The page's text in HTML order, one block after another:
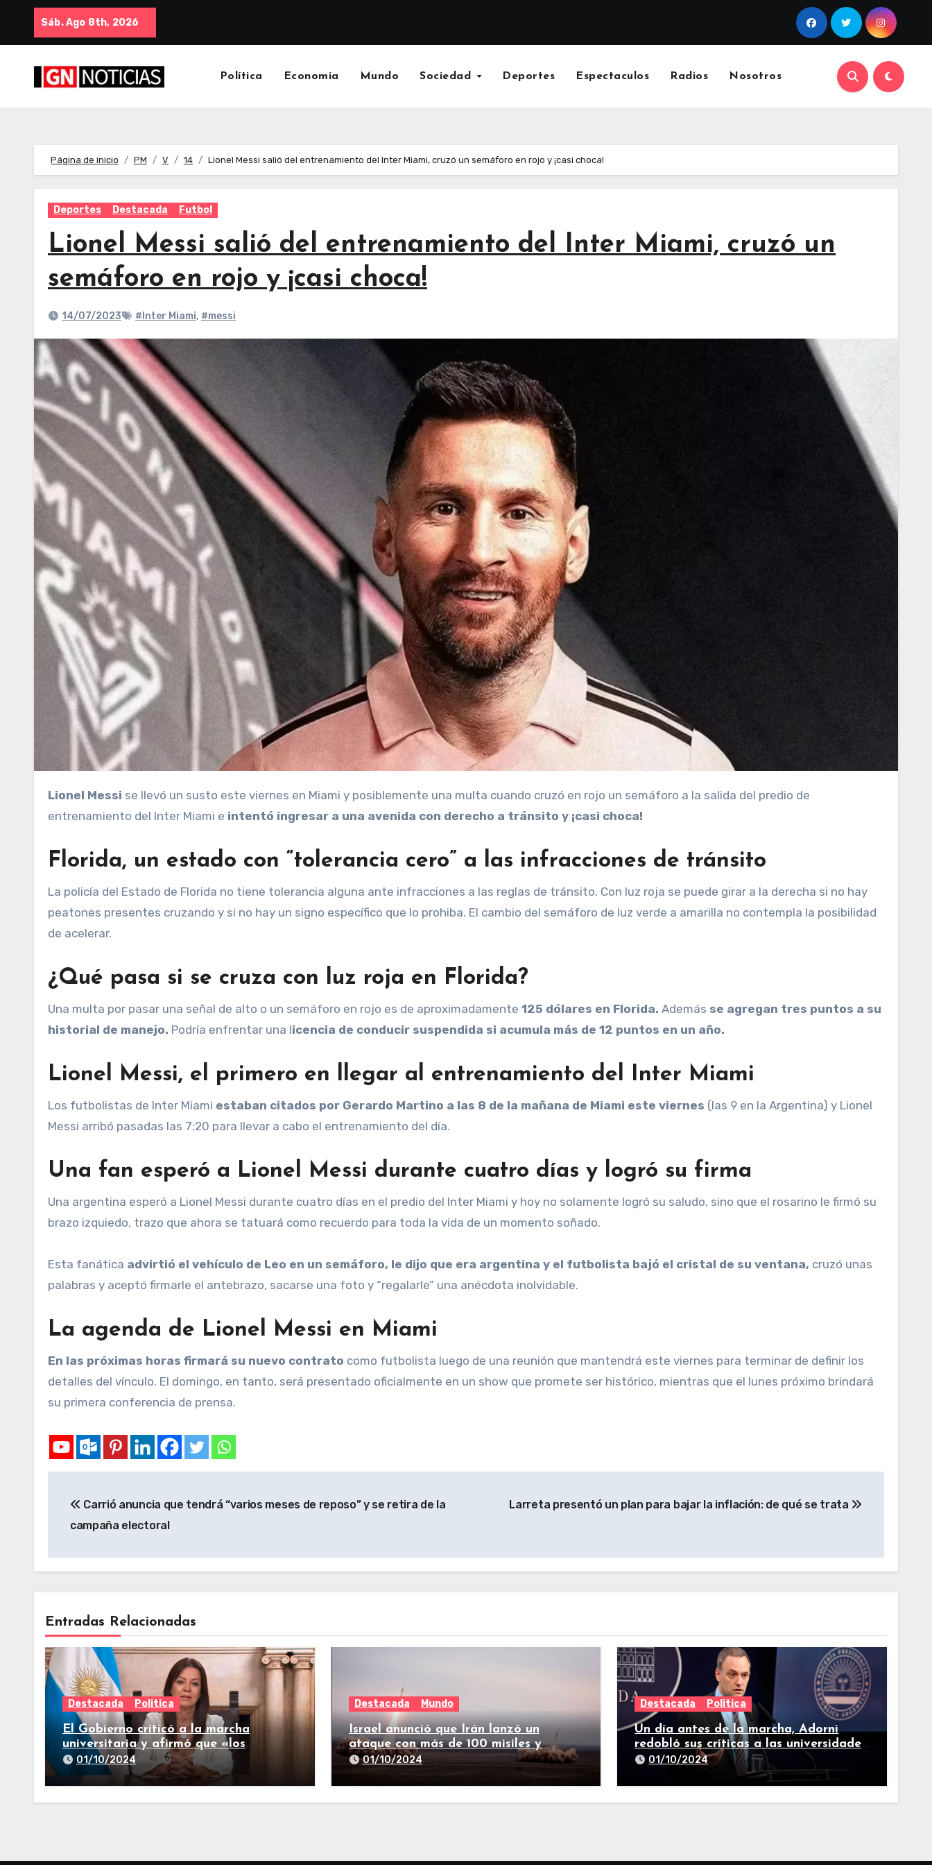
Sáb. Ago 8th, 2026
Política Economia Mundo Sociedad Deportes Espectaculos Radios Nosotros
Página de inicio PM V 14 Lionel Messi salió del entrenamiento del Inter Miami, cruzó un semáforo en rojo y ¡casi choca!
Deportes Destacada Futbol
Lionel Messi salió del entrenamiento del Inter Miami, cruzó un
semáforo en rojo y ¡casi choca!
14/07/2023 #Inter Miami, #messi
Lionel Messi se llevó un susto este viernes en Miami y posiblemente una multa cuando cruzó en rojo un semáforo a la salida del predio de
entrenamiento del Inter Miami e intentó ingresar a una avenida con derecho a tránsito y ¡casi choca!
Florida, un estado con “tolerancia cero” a las infracciones de tránsito
La policía del Estado de Florida no tiene tolerancia alguna ante infracciones a las reglas de tránsito. Con luz roja se puede girar a la derecha si no hay
peatones presentes cruzando y si no hay un signo específico que lo prohiba. El cambio del semáforo de luz verde a amarilla no contempla la posibilidad
de acelerar.
¿Qué pasa si se cruza con luz roja en Florida?
Una multa por pasar una señal de alto o un semáforo en rojo es de aproximadamente 125 dólares en Florida. Además se agregan tres puntos a su
historial de manejo. Podría enfrentar una licencia de conducir suspendida si acumula más de 12 puntos en un año.
Lionel Messi, el primero en llegar al entrenamiento del Inter Miami
Los futbolistas de Inter Miami estaban citados por Gerardo Martino a las 8 de la mañana de Miami este viernes (las 9 en la Argentina) y Lionel
Messi arribó pasadas las 7:20 para llevar a cabo el entrenamiento del día.
Una fan esperó a Lionel Messi durante cuatro días y logró su firma
Una argentina esperó a Lionel Messi durante cuatro días en el predio del Inter Miami y hoy no solamente logró su saludo, sino que el rosarino le firmó su
brazo izquiedo, trazo que ahora se tatuará como recuerdo para toda la vida de un momento soñado.
Esta fanática advirtió el vehículo de Leo en un semáforo, le dijo que era argentina y el futbolista bajó el cristal de su ventana, cruzó unas
palabras y aceptó firmarle el antebrazo, sacarse una foto y “regalarle” una anécdota inolvidable.
La agenda de Lionel Messi en Miami
En las próximas horas firmará su nuevo contrato como futbolista luego de una reunión que mantendrá este viernes para terminar de definir los
detalles del vínculo. El domingo, en tanto, será presentado oficialmente en un show que promete ser histórico, mientras que el lunes próximo brindará
su primera conferencia de prensa.
Carrió anuncia que tendrá “varios meses de reposo” y se retira de la
campaña electoral
Larreta presentó un plan para bajar la inflación: de qué se trata
Entradas Relacionadas
Destacada Politica
El Gobierno criticó a la marcha
universitaria y afirmó que «los
reclamos están todos resueltos»
01/10/2024
Destacada Mundo
Israel anunció que Irán lanzó un
ataque con más de 100 misiles y
suenan las sirenas en todo el país
01/10/2024
Destacada Politica
Un día antes de la marcha, Adorni
redobló sus críticas a las universidades
nacionales
01/10/2024